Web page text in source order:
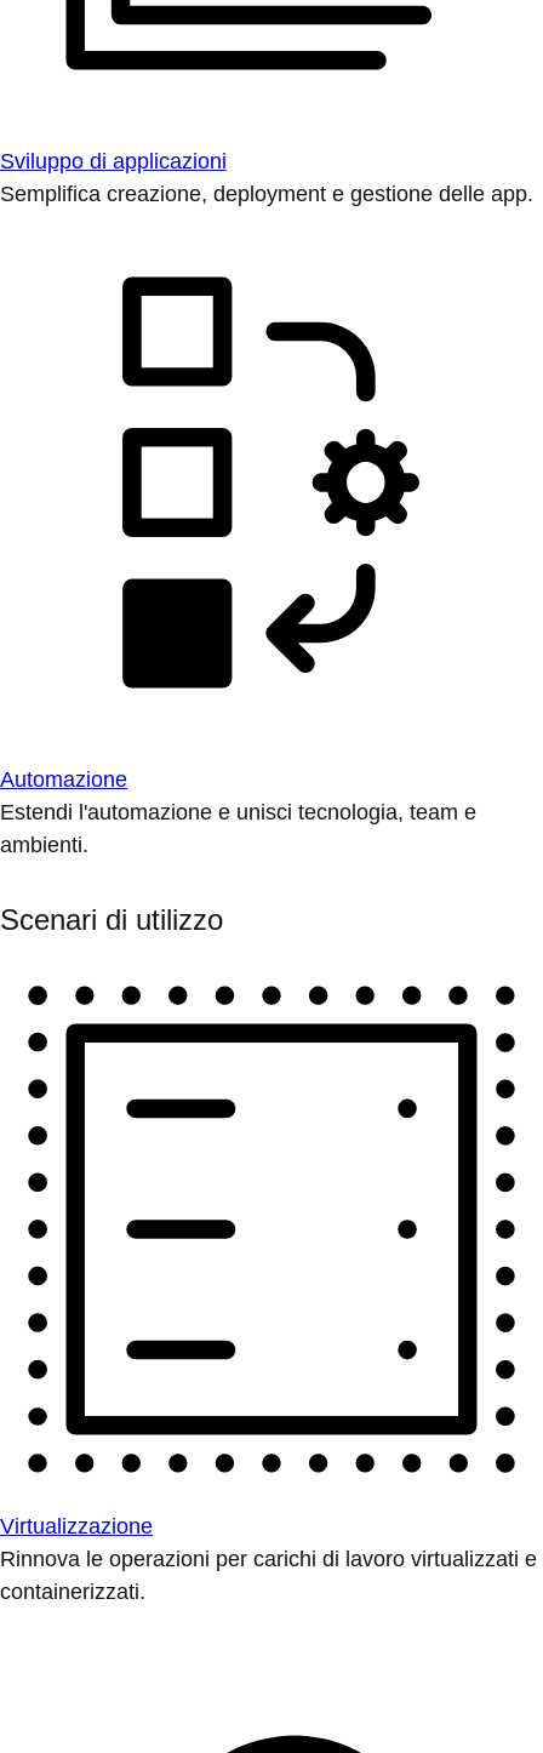
Sviluppo di applicazioni
Semplifica creazione, deployment e gestione delle app.
Automazione
Estendi l'automazione e unisci tecnologia, team e
ambienti.
Scenari di utilizzo
Virtualizzazione
Rinnova le operazioni per carichi di lavoro virtualizzati e
containerizzati.